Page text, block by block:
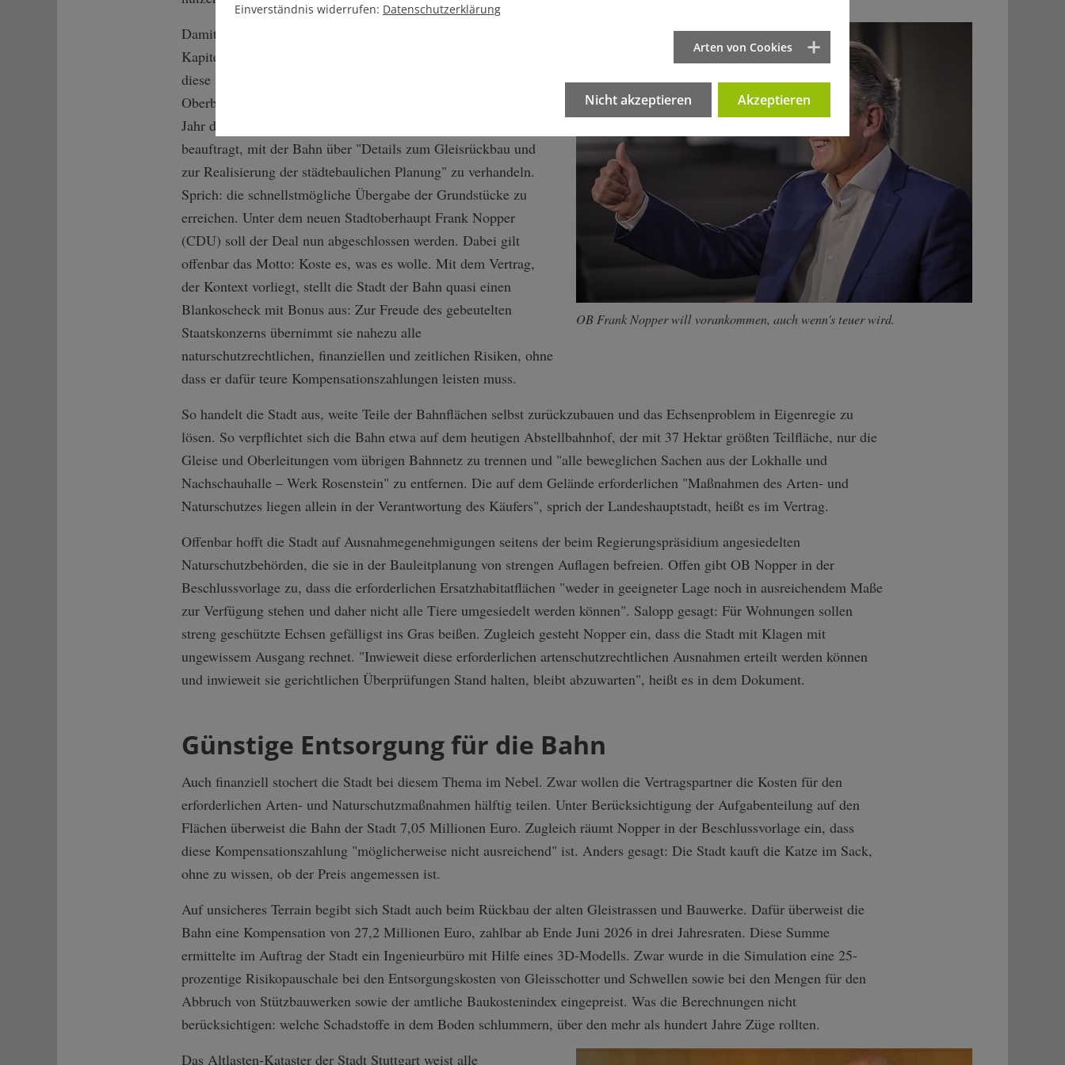
OB Frank Nopper will vorankommen, auch wenn's teuer wird.
Damit wäre die Geschichte von Stuttgart 21 um ein weiteres
Kapitel aus der Rubrik Pleiten, Pech & Pannen reicher. Um
diese Blamage zu verhindern, hatte der damalige
Oberbürgermeister Fritz Kuhn (Grüne) bereits im vergangenen
Jahr die Hausjuristen von der Stuttgarter Kanzlei Dolde Mayen
beauftragt, mit der Bahn über "Details zum Gleisrückbau und
zur Realisierung der städtebaulichen Planung" zu verhandeln.
Sprich: die schnellstmögliche Übergabe der Grundstücke zu
erreichen. Unter dem neuen Stadtoberhaupt Frank Nopper
(CDU) soll der Deal nun abgeschlossen werden. Dabei gilt
offenbar das Motto: Koste es, was es wolle. Mit dem Vertrag,
der Kontext vorliegt, stellt die Stadt der Bahn quasi einen
Blankoscheck mit Bonus aus: Zur Freude des gebeutelten
Staatskonzerns übernimmt sie nahezu alle
naturschutzrechtlichen, finanziellen und zeitlichen Risiken, ohne
dass er dafür teure Kompensationszahlungen leisten muss.
So handelt die Stadt aus, weite Teile der Bahnflächen selbst zurückzubauen und das Echsenproblem in Eigenregie zu
lösen. So verpflichtet sich die Bahn etwa auf dem heutigen Abstellbahnhof, der mit 37 Hektar größten Teilfläche, nur die
Gleise und Oberleitungen vom übrigen Bahnnetz zu trennen und "alle beweglichen Sachen aus der Lokhalle und
Nachschauhalle – Werk Rosenstein" zu entfernen. Die auf dem Gelände erforderlichen "Maßnahmen des Arten- und
Naturschutzes liegen allein in der Verantwortung des Käufers", sprich der Landeshauptstadt, heißt es im Vertrag.
Offenbar hofft die Stadt auf Ausnahmegenehmigungen seitens der beim Regierungspräsidium angesiedelten
Naturschutzbehörden, die sie in der Bauleitplanung von strengen Auflagen befreien. Offen gibt OB Nopper in der
Beschlussvorlage zu, dass die erforderlichen Ersatzhabitatflächen "weder in geeigneter Lage noch in ausreichendem Maße
zur Verfügung stehen und daher nicht alle Tiere umgesiedelt werden können". Salopp gesagt: Für Wohnungen sollen
streng geschützte Echsen gefälligst ins Gras beißen. Zugleich gesteht Nopper ein, dass die Stadt mit Klagen mit
ungewissem Ausgang rechnet. "Inwieweit diese erforderlichen artenschutzrechtlichen Ausnahmen erteilt werden können
und inwieweit sie gerichtlichen Überprüfungen Stand halten, bleibt abzuwarten", heißt es in dem Dokument.
Günstige Entsorgung für die Bahn
Auch finanziell stochert die Stadt bei diesem Thema im Nebel. Zwar wollen die Vertragspartner die Kosten für den
erforderlichen Arten- und Naturschutzmaßnahmen hälftig teilen. Unter Berücksichtigung der Aufgabenteilung auf den
Flächen überweist die Bahn der Stadt 7,05 Millionen Euro. Zugleich räumt Nopper in der Beschlussvorlage ein, dass
diese Kompensationszahlung "möglicherweise nicht ausreichend" ist. Anders gesagt: Die Stadt kauft die Katze im Sack,
ohne zu wissen, ob der Preis angemessen ist.
Auf unsicheres Terrain begibt sich Stadt auch beim Rückbau der alten Gleistrassen und Bauwerke. Dafür überweist die
Bahn eine Kompensation von 27,2 Millionen Euro, zahlbar ab Ende Juni 2026 in drei Jahresraten. Diese Summe
ermittelte im Auftrag der Stadt ein Ingenieurbüro mit Hilfe eines 3D-Modells. Zwar wurde in die Simulation eine 25-
prozentige Risikopauschale bei den Entsorgungskosten von Gleisschotter und Schwellen sowie bei den Mengen für den
Abbruch von Stützbauwerken sowie der amtliche Baukostenindex eingepreist. Was die Berechnungen nicht
berücksichtigen: welche Schadstoffe in dem Boden schlummern, über den mehr als hundert Jahre Züge rollten.
Das Altlasten-Kataster der Stadt Stuttgart weist alle
Einverständnis widerrufen: Datenschutzerklärung
Arten von Cookies
Nicht akzeptieren Akzeptieren